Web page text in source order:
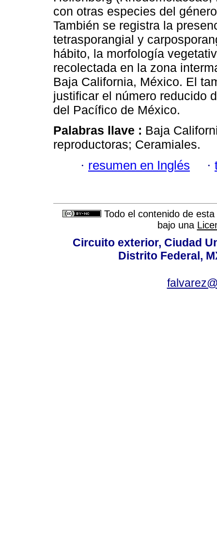
con otras especies del
También se registra la
tetrasporangial y
hábito, la morfología
recolectada en la zona
Baja California, México. El
justificar el número reducido
del Pacífico de México.
Palabras llave : Baja
reproductoras; Ceramiales.
· resumen en Inglés ·
Todo el contenido de
bajo una
Circuito exterior, Ciudad
Distrito Federal,